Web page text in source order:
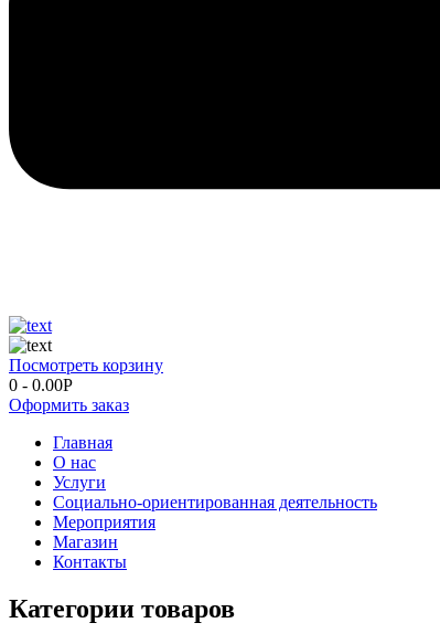
Посмотреть корзину
0 - 0.00Р
Оформить заказ
Главная
О нас
Услуги
Социально-ориентированная деятельность
Мероприятия
Магазин
Контакты
Категории товаров